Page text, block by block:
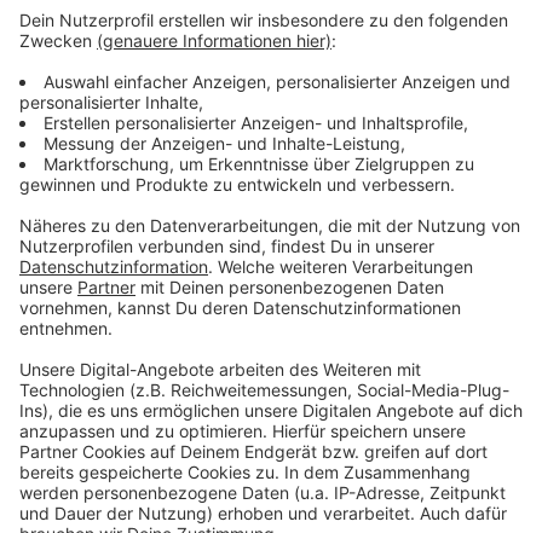
Verlauf wird die Trasse parallel zur Bahnstrecke
Hagen-Siegen durch eine Grünfläche geführt bis sie
auf die vorhandene Wegefläche schwenkt. Hier kreuzt
sie ein Betriebsgleis der TKS. Der Bahnübergang wird
entsprechend den Vorgaben des
Eisenbahnkreuzungsgesetzes gestaltet. Im weiteren
Verlauf erfolgt die Anbindung über eine Brücke an die
Fuß- und Radwegbrücke Heesstraße und in südlicher
Richtung wird der Weg nach Buschhütten
weitergeführt. Zum Anschluss an die Hüttenstraße ist
ein weiteres Brückenbauwerk über die Littfe
erforderlich. Der Radweg soll mit einer Breite von
mindestens drei Metern ausgebaut werden. Die
Oberfläche wird durchgehend asphaltiert. Außerdem
ist eine intelligente Beleuchtung geplant.
Anzeige